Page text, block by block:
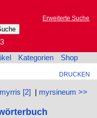
Erweiterte Suche
Kategorien Shop
DRUCKEN
[2] | myrsineum >>